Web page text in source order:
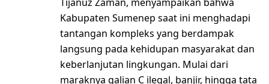
Kabupaten Sumenep saat ini menghadapi
tantangan kompleks yang berdampak
langsung pada kehidupan masyarakat dan
keberlanjutan lingkungan. Mulai dari
maraknya galian C ilegal, banjir, hingga tata